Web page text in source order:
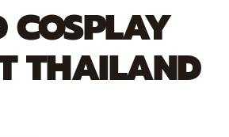
COSPLAY
THAILAND